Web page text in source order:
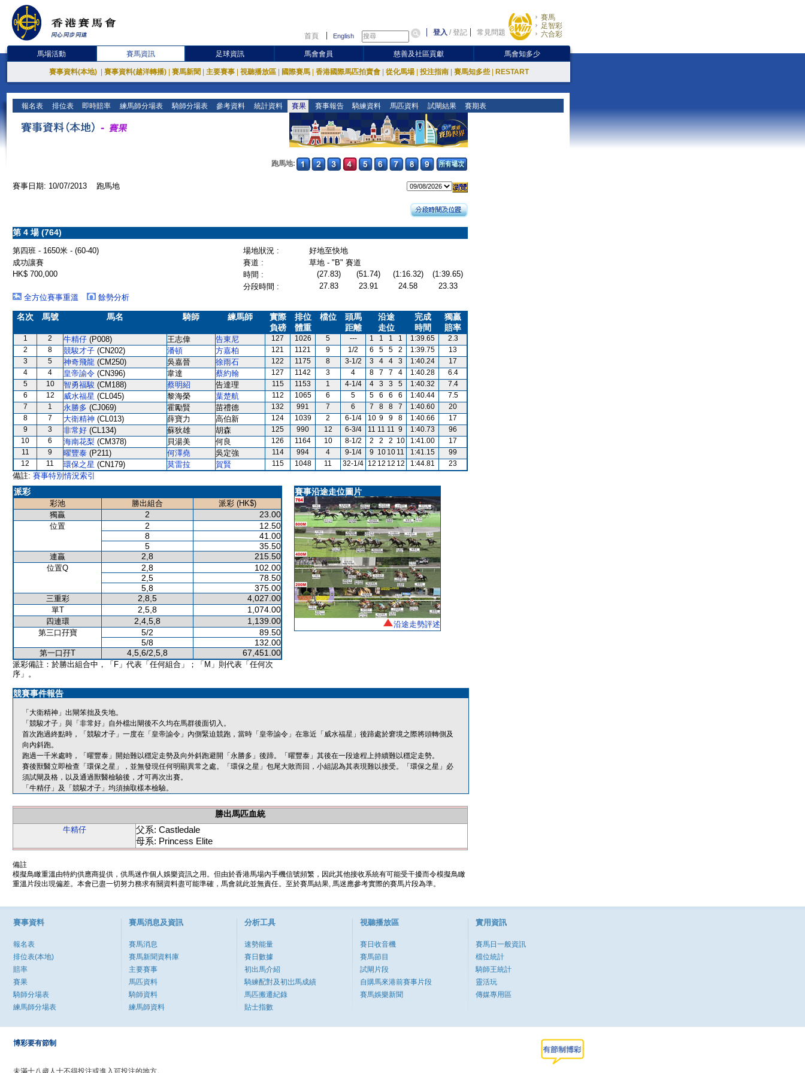
首頁 English 登入 /登記 常見問題
賽馬
足智彩
六合彩
馬場活動 賽馬資訊 足球資訊 馬會會員 慈善及社區貢獻 馬會知多少
賽事資料(本地) 賽事資料(越洋轉播) 賽馬新聞 主要賽事 視聽播放區 國際賽馬 香港國際馬匹拍賣會 從化馬場 投注指南 賽馬知多些 RESTART
報名表 排位表 即時賠率 練馬師分場表 騎師分場表 參考資料 統計資料 賽果 賽事報告 騎練資料 馬匹資料 試閘結果 賽期表
跑馬地:
賽事日期: 10/07/2013 跑馬地
第 4 場 (764)
第四班 - 1650米 - (60-40) 場地狀況 :
好地至快地
成功讓賽
賽道 :
草地 - "B" 賽道
HK$ 700,000
時間 : (27.83) (51.74) (1:16.32)
(1:39.65)
分段時間 :
27.83 23.91 24.58
23.33
全方位賽事重溫
餘勢分析
名次 馬號 馬名 騎師 練馬師
實際
負磅
排位
體重
檔位
頭馬
距離
沿途
走位
完成
時間
獨贏
賠率
1 2 牛精仔 (P008) 王志偉 告東尼 127 1026 5 --- 1 1 1 1 1:39.65
2.3
2
8 競駿才子 (CN202) 潘頓 方嘉柏 121 1121 9 1/2 6 5 5 2 1:39.75
13
3
5 神奇飛龍 (CM250) 吳嘉晉 徐雨石 122 1175 8 3-1/2 3 4 4 3 1:40.24
17
4
4 皇帝諭令 (CN396) 韋達 蔡約翰 127 1142 3 4 8 7 7 4 1:40.28
6.4
5
10 智勇福駿 (CM188) 蔡明紹 告達理 115 1153 1 4-1/4 4 3 3 5 1:40.32
7.4
6
12 威水福星 (CL045) 黎海榮 葉楚航 112 1065 6 5 5 6 6 6 1:40.44
7.5
7
1 永勝多 (CJ069) 霍勵賢 苗禮德 132 991 7 6 7 8 8 7 1:40.60
20
8
7 大衛精神 (CL013) 薛寶力 高伯新 124 1039 2 6-1/4 10 9 9 8 1:40.66
17
9
3 非常好 (CL134) 蘇狄雄 胡森 125 990 12 6-3/4 11 11 11 9 1:40.73
96
10
6 海南花梨 (CM378) 貝湯美 何良 126 1164 10 8-1/2 2 2 2 10 1:41.00
17
11
9 曜豐泰 (P211) 何澤堯 吳定強 114 994 4 9-1/4 9 10 10 11 1:41.15
99
12
11 環保之星 (CN179) 莫雷拉 賀賢 115 1048 11 32-1/4 12 12 12 12 1:44.81 23
備註: 賽事特別情況索引
派彩
彩池 勝出組合
派彩 (HK$)
獨贏
2 23.00
位置 2
12.50
8
41.00
5
35.50
連贏 2,8 215.50
位置Q 2,8
102.00
2,5
78.50
5,8
375.00
三重彩 2,8,5 4,027.00
單T 2,5,8 1,074.00
四連環 2,4,5,8 1,139.00
第三口孖寶 5/2
89.50
5/8
132.00
第一口孖T 4,5,6/2,5,8 67,451.00
派彩備註：於勝出組合中，「F」代表「任何組合」；「M」則代表「任何次
序」。
賽事沿途走位圖片
沿途走勢評述
競賽事件報告
「大衛精神」出閘笨拙及失地。
「競駿才子」與「非常好」自外檔出閘後不久均在馬群後面切入。
首次跑過終點時，「競駿才子」一度在「皇帝諭令」內側緊迫競跑，當時「皇帝諭令」在靠近「威水福星」後蹄處於窘境之際將頭轉側及
向內斜跑。
跑過一千米處時，「曜豐泰」開始難以穩定走勢及向外斜跑避開「永勝多」後蹄。「曜豐泰」其後在一段途程上持續難以穩定走勢。
賽後獸醫立即檢查「環保之星」，並無發現任何明顯異常之處。「環保之星」包尾大敗而回，小組認為其表現難以接受。「環保之星」必
須試閘及格，以及通過獸醫檢驗後，才可再次出賽。
「牛精仔」及「競駿才子」均須抽取樣本檢驗。
勝出馬匹血統
牛精仔
父系: Castledale
母系: Princess Elite
備註
模擬鳥瞰重溫由特約供應商提供，供馬迷作個人娛樂資訊之用。但由於香港馬場內手機信號頻繁，因此其他接收系統有可能受干擾而令模擬鳥瞰
重溫片段出現偏差。本會已盡一切努力務求有關資料盡可能準確，馬會就此並無責任。至於賽馬結果, 馬迷應參考實際的賽馬片段為準。
賽事資料
報名表
排位表(本地)
賠率
賽果
騎師分場表
練馬師分場表
賽馬消息及資訊
賽馬消息
賽馬新聞資料庫
主要賽事
馬匹資料
騎師資料
練馬師資料
分析工具
速勢能量
賽日數據
初出馬介紹
騎練配對及初岀馬成績
馬匹搬遷紀錄
貼士指數
視聽播放區
賽日收音機
賽馬節目
試閘片段
自購馬來港前賽事片段
賽馬娛樂新聞
實用資訊
賽馬日一般資訊
檔位統計
騎師王統計
靈活玩
傳媒專用區
博彩要有節制
未滿十八歲人士不得投注或進入可投注的地方。